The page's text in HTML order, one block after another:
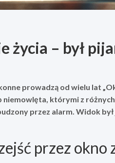
życia – był
prowadzą od wielu lat
którymi z
przez alarm. Widok
przez okno